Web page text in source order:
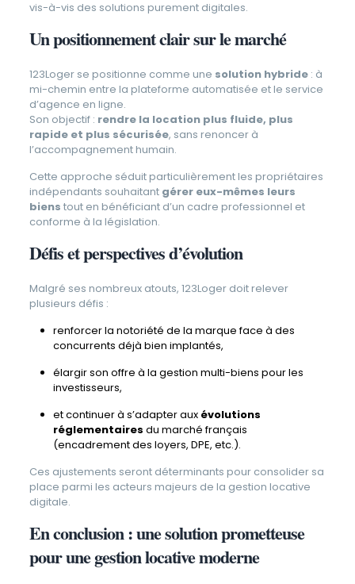
vis-à-vis des solutions purement digitales.
Un positionnement clair sur le marché
123Loger se positionne comme une solution hybride: à
mi-chemin entre la plateforme automatisée et le service
d’agence en ligne.
Son objectif : rendre la location plus fluide, plus
rapide et plus sécurisée, sans renoncer à
l’accompagnement humain.
Cette approche séduit particulièrement les propriétaires
indépendants souhaitant gérer eux-mêmes leurs
biens tout en bénéficiant d’un cadre professionnel et
conforme à la législation.
Défis et perspectives d’évolution
Malgré ses nombreux atouts, 123Loger doit relever
plusieurs défis :
renforcer la notoriété de la marque face à des
concurrents déjà bien implantés,
élargir son offre à la gestion multi-biens pour les
investisseurs,
et continuer à s’adapter aux évolutions
réglementaires du marché français
(encadrement des loyers, DPE, etc.).
Ces ajustements seront déterminants pour consolider sa
place parmi les acteurs majeurs de la gestion locative
digitale.
En conclusion : une solution prometteuse
pour une gestion locative moderne